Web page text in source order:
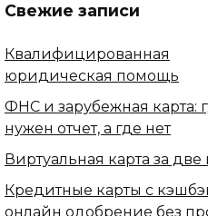
Свежие записи
Квалифицированная
юридическая помощь
ФНС и зарубежная карта:
нужен отчет, а где нет
Виртуальная карта за
Кредитные карты с
онлайн одобрение без